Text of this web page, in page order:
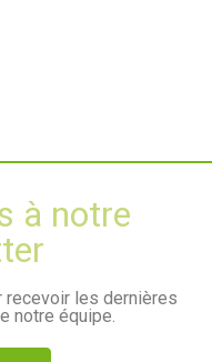
à notre
recevoir les dernières
notre équipe.